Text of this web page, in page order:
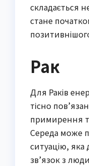
складається
стане
Рак
Для Раків
тісно
примирення
Середа може
ситуацію,
зв’язок з